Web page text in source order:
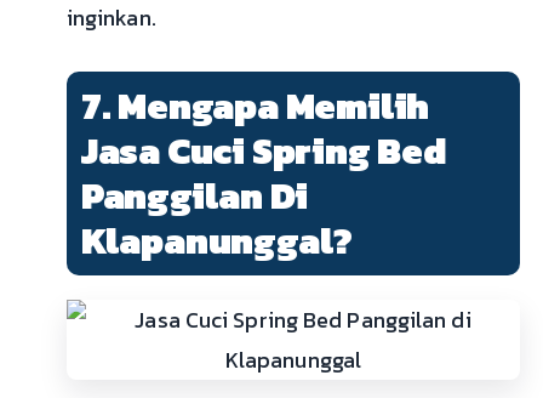
inginkan.
7. Mengapa Memilih
Jasa Cuci Spring Bed
Panggilan Di
Klapanunggal?